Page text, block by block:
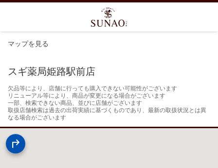
マップを見る
スギ薬局姫路駅前店
欠品等により、店舗に行っても購入できない可能性がございます
リニューアル等により、商品が変更になる場合がございます
一部、検索できない商品、並びに店舗がございます
取扱店舗検索は過去の出荷実績に基づくものであり、最新の取扱状況とは異
なる場合がございます